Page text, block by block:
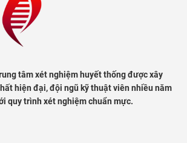
tâm xét nghiệm huyết thống được xây
hiện đại, đội ngũ kỹ thuật viên nhiều năm
quy trình xét nghiệm chuẩn mực.